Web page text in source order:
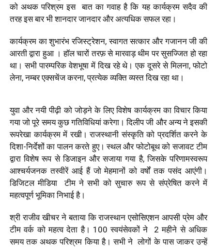
को अथक परिश्रम इस बात का गवाह है कि यह कार्यक्रम सदैव की
तरह इस बार भी शानदार जानदार और अत्यधिक सफल रहा।
कार्यक्रम का शुभारंभ रजिस्ट्रेशन, स्वागत सत्कार और गजानन जी की
आरती द्वारा हुआ । हॉल चारों तरफ़ से मारवाड़ थीम पर सुसज्जित हो रहा
था। सभी पारम्परिक वेशभूषा में दिख रहे थे। एक दूसरे से मिलना, फोटो
लेना, नम्बर एक्सचेंज करना, प्रत्येक व्यक्ति व्यस्त दिख रहा था।
युवा और नयी पीढ़ी को जोड़ने के लिए विशेष कार्यक्रम का विचार किया
गया जो पूरे समय कुछ गतिविधियां करेगा। दिलीप जी और अन्य ने इसकी
रूपरेखा कार्यक्रम में रखी। राजस्थानी संस्कृति को प्रदर्शित करने के
दिशा-निर्देशों का पालन करते हुए। स्थल और फोटोबूथ को सजावट टीम
द्वारा विशेष रूप से डिजाइन और सजाया गया है, जिसके परिणामस्वरूप
आश्चर्यजनक तस्वीरें आई हैं जो मेहमानों को वर्षों तक पसंद आएंगी।
डिजिटल मीडिया टीम ने सभी को सुचारु रूप से संप्रेषित करने में
महत्वपूर्ण भूमिका निभाई है।
श्री राजीव खीचर ने बताया कि राजस्थान एसोसिएशन आपसी प्रेम और
टीम वर्क को महत्व देता है। 100 स्वयंसेवकों ने 2 महीने से अधिक
समय तक अथक परिश्रम किया है। सभी ने लोगों के पास जाकर उन्हें